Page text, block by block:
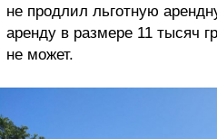
не продлил льготную
аренду в размере 11 тысяч
не может.